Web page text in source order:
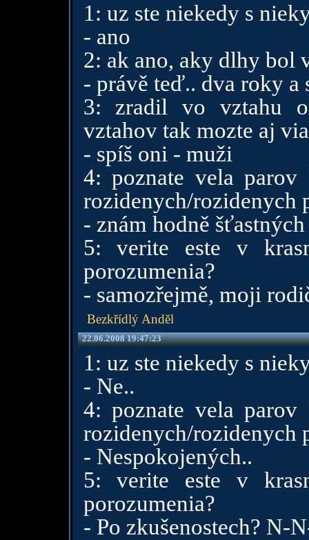
1: uz ste niekedy s
- ano
2: ak ano, aky dlhy bol
- právě teď.. dva roky a
3: zradil vo vztahu
vztahov tak mozte aj
- spíš oni - muži
4: poznate vela
rozidenych/rozidenych
- znám hodně
5: verite este v
porozumenia?
- samozřejmě, moji
Bezkřídlý Anděl
22.06.2008 19:47:23
1: uz ste niekedy s
- Ne..
4: poznate vela
rozidenych/rozidenych
- Nespokojených..
5: verite este v
porozumenia?
- Po zkušenostech? N-